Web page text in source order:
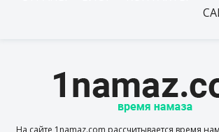
На сайте 1namaz.com рассчитывается время